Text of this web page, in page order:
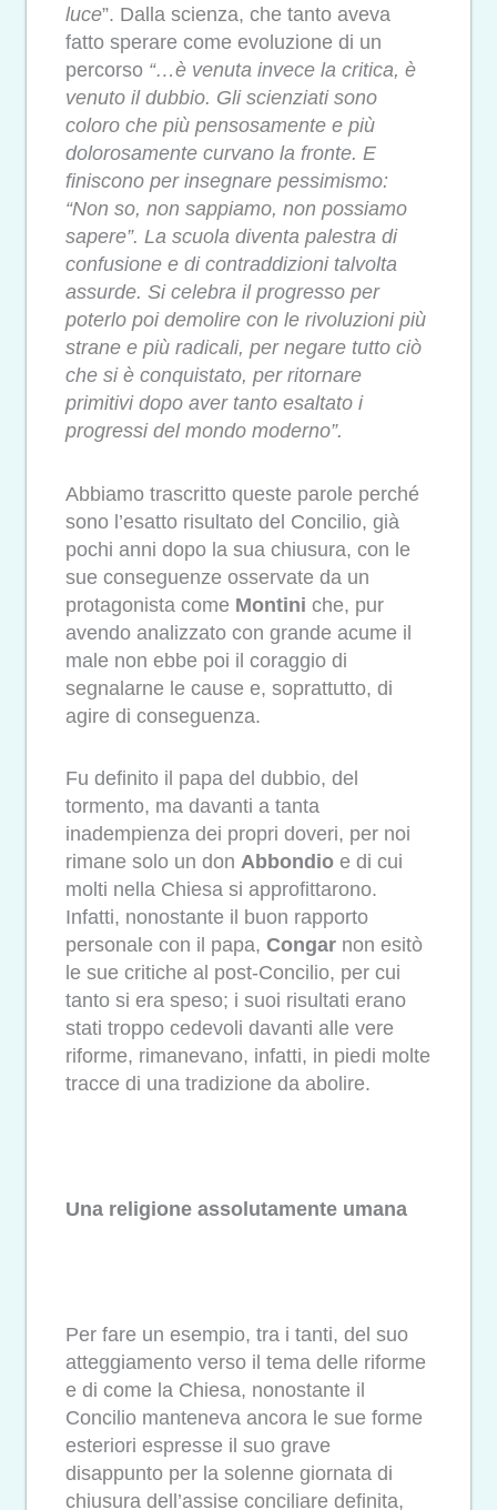
luce”. Dalla scienza, che tanto aveva
fatto sperare come evoluzione di un
percorso “…è venuta invece la critica, è
venuto il dubbio. Gli scienziati sono
coloro che più pensosamente e più
dolorosamente curvano la fronte. E
finiscono per insegnare pessimismo:
“Non so, non sappiamo, non possiamo
sapere”. La scuola diventa palestra di
confusione e di contraddizioni talvolta
assurde. Si celebra il progresso per
poterlo poi demolire con le rivoluzioni più
strane e più radicali, per negare tutto ciò
che si è conquistato, per ritornare
primitivi dopo aver tanto esaltato i
progressi del mondo moderno”.
Abbiamo trascritto queste parole perché
sono l’esatto risultato del Concilio, già
pochi anni dopo la sua chiusura, con le
sue conseguenze osservate da un
protagonista come Montini che, pur
avendo analizzato con grande acume il
male non ebbe poi il coraggio di
segnalarne le cause e, soprattutto, di
agire di conseguenza.
Fu definito il papa del dubbio, del
tormento, ma davanti a tanta
inadempienza dei propri doveri, per noi
rimane solo un don Abbondio e di cui
molti nella Chiesa si approfittarono.
Infatti, nonostante il buon rapporto
personale con il papa, Congar non esitò
le sue critiche al post-Concilio, per cui
tanto si era speso; i suoi risultati erano
stati troppo cedevoli davanti alle vere
riforme, rimanevano, infatti, in piedi molte
tracce di una tradizione da abolire.
Una religione assolutamente umana
Per fare un esempio, tra i tanti, del suo
atteggiamento verso il tema delle riforme
e di come la Chiesa, nonostante il
Concilio manteneva ancora le sue forme
esteriori espresse il suo grave
disappunto per la solenne giornata di
chiusura dell’assise conciliare definita,